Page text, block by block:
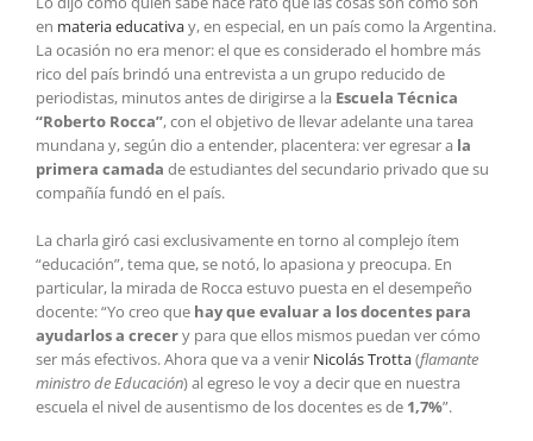
en materia educativay, en especial, en un país como la Argentina.
La ocasión no era menor: el que es considerado el hombre más
rico del país brindó una entrevista a un grupo reducido de
periodistas, minutos antes de dirigirse a la Escuela Técnica
“Roberto Rocca”, con el objetivo de llevar adelante una tarea
mundana y, según dio a entender, placentera: ver egresar a la
primera camada de estudiantes del secundario privado que su
compañía fundó en el país.
La charla giró casi exclusivamente en torno al complejo ítem
“educación”, tema que, se notó, lo apasiona y preocupa. En
particular, la mirada de Rocca estuvo puesta en el desempeño
docente: “Yo creo que hay que evaluar a los docentes para
ayudarlos a crecery para que ellos mismos puedan ver cómo
ser más efectivos. Ahora que va a venir Nicolás Trotta(flamante
ministro de Educación) al egreso le voy a decir que en nuestra
escuela el nivel de ausentismo de los docentes es de 1,7%”.